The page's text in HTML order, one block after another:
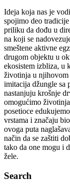
Ideja koja nas je
spojimo deo
priliku da dođu u
na koji se
smeštene aktivne
drugom objektu u
ekosistem izbliza, u
životinja u njihovom
imitacija džungle sa
nastanjuju krošnje
omogućimo
posetioce
vrstama i značaju
ovoga puta
način da se zaštiti
tako da one mogu i
žele.
Search